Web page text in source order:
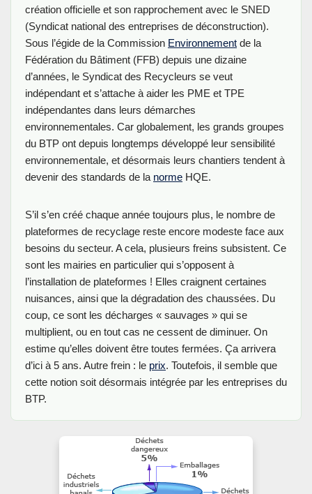
création officielle et son rapprochement avec le SNED
(Syndicat national des entreprises de déconstruction).
Sous l’égide de la Commission Environnement de la
Fédération du Bâtiment (FFB) depuis une dizaine
d’années, le Syndicat des Recycleurs se veut
indépendant et s’attache à aider les PME et TPE
indépendantes dans leurs démarches
environnementales. Car globalement, les grands groupes
du BTP ont depuis longtemps développé leur sensibilité
environnementale, et désormais leurs chantiers tendent à
devenir des standards de la norme HQE.
S’il s’en créé chaque année toujours plus, le nombre de
plateformes de recyclage reste encore modeste face aux
besoins du secteur. A cela, plusieurs freins subsistent. Ce
sont les mairies en particulier qui s’opposent à
l’installation de plateformes ! Elles craignent certaines
nuisances, ainsi que la dégradation des chaussées. Du
coup, ce sont les décharges « sauvages » qui se
multiplient, ou en tout cas ne cessent de diminuer. On
estime qu’elles doivent être toutes fermées. Ça arrivera
d’ici à 5 ans. Autre frein : le prix. Toutefois, il semble que
cette notion soit désormais intégrée par les entreprises du
BTP.